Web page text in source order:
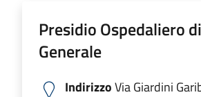
Presidio Ospedaliero
Generale
IndirizzoVia Giardini